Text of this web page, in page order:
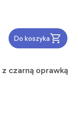
Do koszyka
czarną oprawką